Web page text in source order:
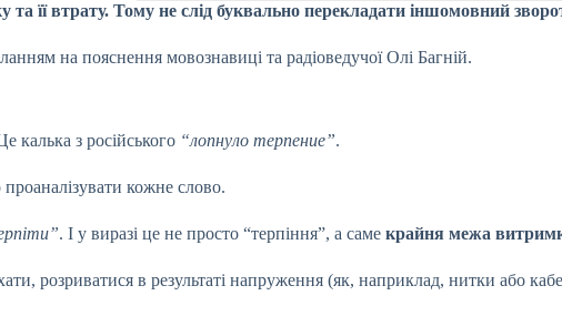
її втрату. Тому не слід буквально перекладати іншомовний
на пояснення мовознавиці та радіоведучої Олі Багній.
калька з російського “лопнуло терпение”.
кожне слово.
. І у виразі це не просто “терпіння”, а саме крайня межа
розриватися в результаті напруження (як, наприклад, нитки або